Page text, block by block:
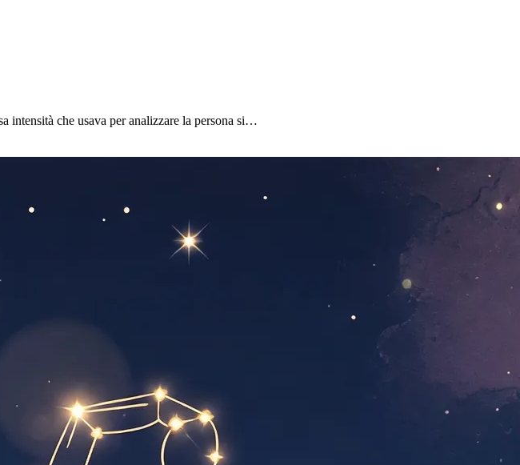
intensità che usava per analizzare la persona si…